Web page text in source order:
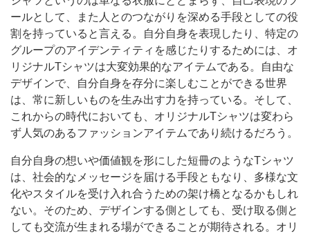
ールとして、また人とのつながりを深める手段としての役
割を持っていると言える。自分自身を表現したり、特定の
グループのアイデンティティを感じたりするためには、オ
リジナルTシャツは大変効果的なアイテムである。自由な
デザインで、自分自身を存分に楽しむことができる世界
は、常に新しいものを生み出す力を持っている。そして、
これからの時代においても、オリジナルTシャツは変わら
ず人気のあるファッションアイテムであり続けるだろう。
自分自身の想いや価値観を形にした短冊のようなTシャツ
は、社会的なメッセージを届ける手段ともなり、多様な文
化やスタイルを受け入れ合うための架け橋となるかもしれ
ない。そのため、デザインする側としても、受け取る側と
しても交流が生まれる場ができることが期待される。オリ